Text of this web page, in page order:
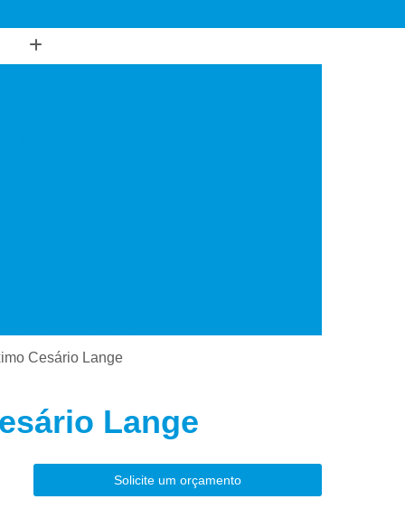
de Uso de Cocaína
de Uso de Drogas Sintéticas
de Uso de álcool
de Uso de Maconha
Cesário Lange
Lange
Solicite um orçamento